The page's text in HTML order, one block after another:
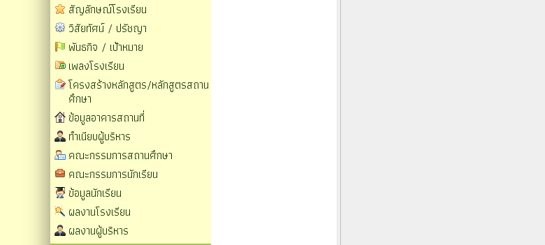
สัญลักษณ์โรงเรียน
วิสัยทัศน์ / ปรัชญา
พันธกิจ / เป้าหมาย
เพลงโรงเรียน
โครงสร้างหลักสูตร/หลักสูตรสถาน
ศึกษา
ข้อมูลอาคารสถานที่
ทำเนียบผู้บริหาร
คณะกรรมการสถานศึกษา
คณะกรรมการนักเรียน
ข้อมูลนักเรียน
ผลงานโรงเรียน
ผลงานผู้บริหาร